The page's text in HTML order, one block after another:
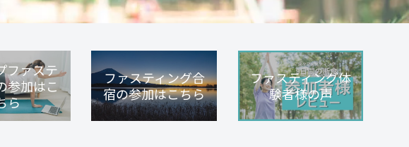
ファステ
参加はこ
ら
ファスティング合
宿の参加はこちら
ファスティング体
験者様の声